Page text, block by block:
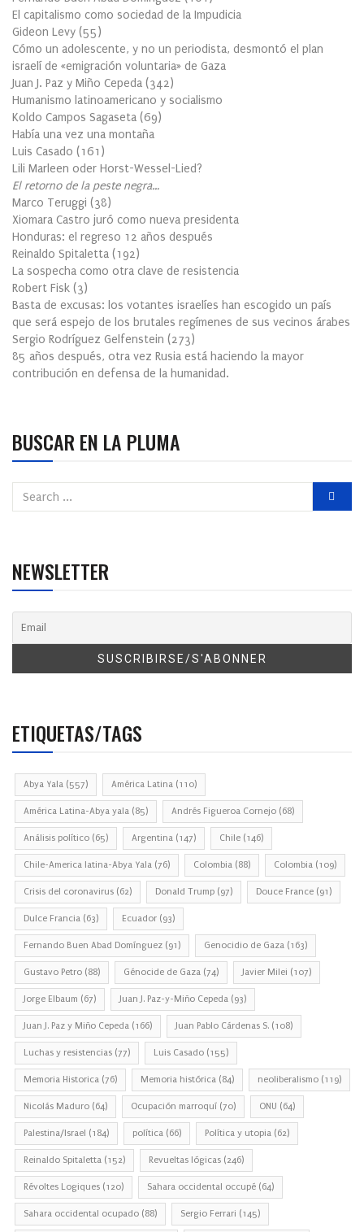
El capitalismo como sociedad de la Impudicia
Gideon Levy (55)
Cómo un adolescente, y no un periodista, desmontó el plan
israelí de «emigración voluntaria» de Gaza
Juan J. Paz y Miño Cepeda (342)
Humanismo latinoamericano y socialismo
Koldo Campos Sagaseta (69)
Había una vez una montaña
Luis Casado (161 )
Lili Marleen oder Horst-Wessel-Lied?
El retorno de la peste negra…
Marco Teruggi (38)
Xiomara Castro juró como nueva presidenta
Honduras: el regreso 12 años después
Reinaldo Spitaletta (192)
La sospecha como otra clave de resistencia
Robert Fisk (3)
Basta de excusas: los votantes israelíes han escogido un país
que será espejo de los brutales regímenes de sus vecinos árabes
Sergio Rodríguez Gelfenstein (273)
85 años después, otra vez Rusia está haciendo la mayor
contribución en defensa de la humanidad.
BUSCAR EN LA PLUMA
NEWSLETTER
ETIQUETAS/TAGS
Abya Yala (557) América Latina (110)
América Latina-Abya yala (85) Andrés Figueroa Cornejo (68)
Análisis político (65) Argentina (147) Chile (146)
Chile-America latina-Abya Yala (76) Colombia (88) Colombia (109)
Crisis del coronavirus (62) Donald Trump (97) Douce France (91)
Dulce Francia (63) Ecuador (93)
Fernando Buen Abad Domínguez (91) Genocidio de Gaza (163)
Gustavo Petro (88) Génocide de Gaza (74) Javier Milei (107)
Jorge Elbaum (67) Juan J. Paz-y-Miño Cepeda (93)
Juan J. Paz y Miño Cepeda (166) Juan Pablo Cárdenas S. (108)
Luchas y resistencias (77) Luis Casado (155)
Memoria Historica (76) Memoria histórica (84) neoliberalismo (119)
Nicolás Maduro (64) Ocupación marroquí (70) ONU (64)
Palestina/Israel (184) política (66) Política y utopia (62)
Reinaldo Spitaletta (152) Revueltas lógicas (246)
Révoltes Logiques (120) Sahara occidental occupé (64)
Sahara occidental ocupado (88) Sergio Ferrari (145)